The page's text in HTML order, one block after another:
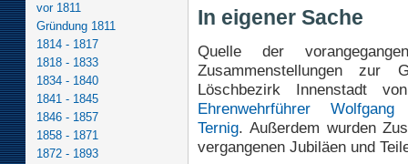
vor 1811
Gründung 1811
1814 - 1817
1818 - 1833
1834 - 1840
1841 - 1845
1846 - 1857
1858 - 1871
1872 - 1893
In eigener Sache
Quelle der
Zusammenstellungen zur
Löschbezirk Innenstadt
Ehrenwehrführer Wolfgang
Ternig. Außerdem wurden
vergangenen Jubiläen und